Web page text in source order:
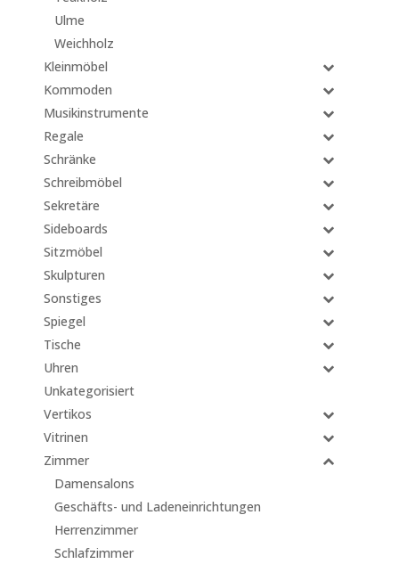
Ulme
Weichholz
Kleinmöbel
Kommoden
Musikinstrumente
Regale
Schränke
Schreibmöbel
Sekretäre
Sideboards
Sitzmöbel
Skulpturen
Sonstiges
Spiegel
Tische
Uhren
Unkategorisiert
Vertikos
Vitrinen
Zimmer
Damensalons
Geschäfts- und Ladeneinrichtungen
Herrenzimmer
Schlafzimmer